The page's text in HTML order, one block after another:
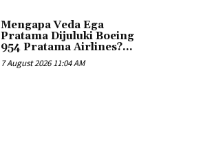
Mengapa Veda Ega
Pratama Dijuluki Boeing
954 Pratama Airlines?...
7 August 2026 11:04 AM